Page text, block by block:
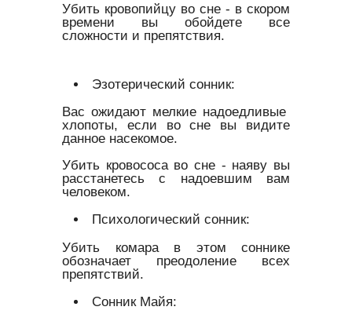
Убить кровопийцу во сне - в скором
времени вы обойдете все
сложности и препятствия.
Эзотерический сонник:
Вас ожидают мелкие надоедливые
хлопоты, если во сне вы видите
данное насекомое.
Убить кровососа во сне - наяву вы
расстанетесь с надоевшим вам
человеком.
Психологический сонник:
Убить комара в этом соннике
обозначает преодоление всех
препятствий.
Сонник Майя: